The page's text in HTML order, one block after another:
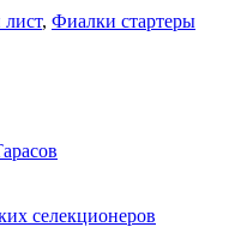
, Фиалки стартеры
селекционеров